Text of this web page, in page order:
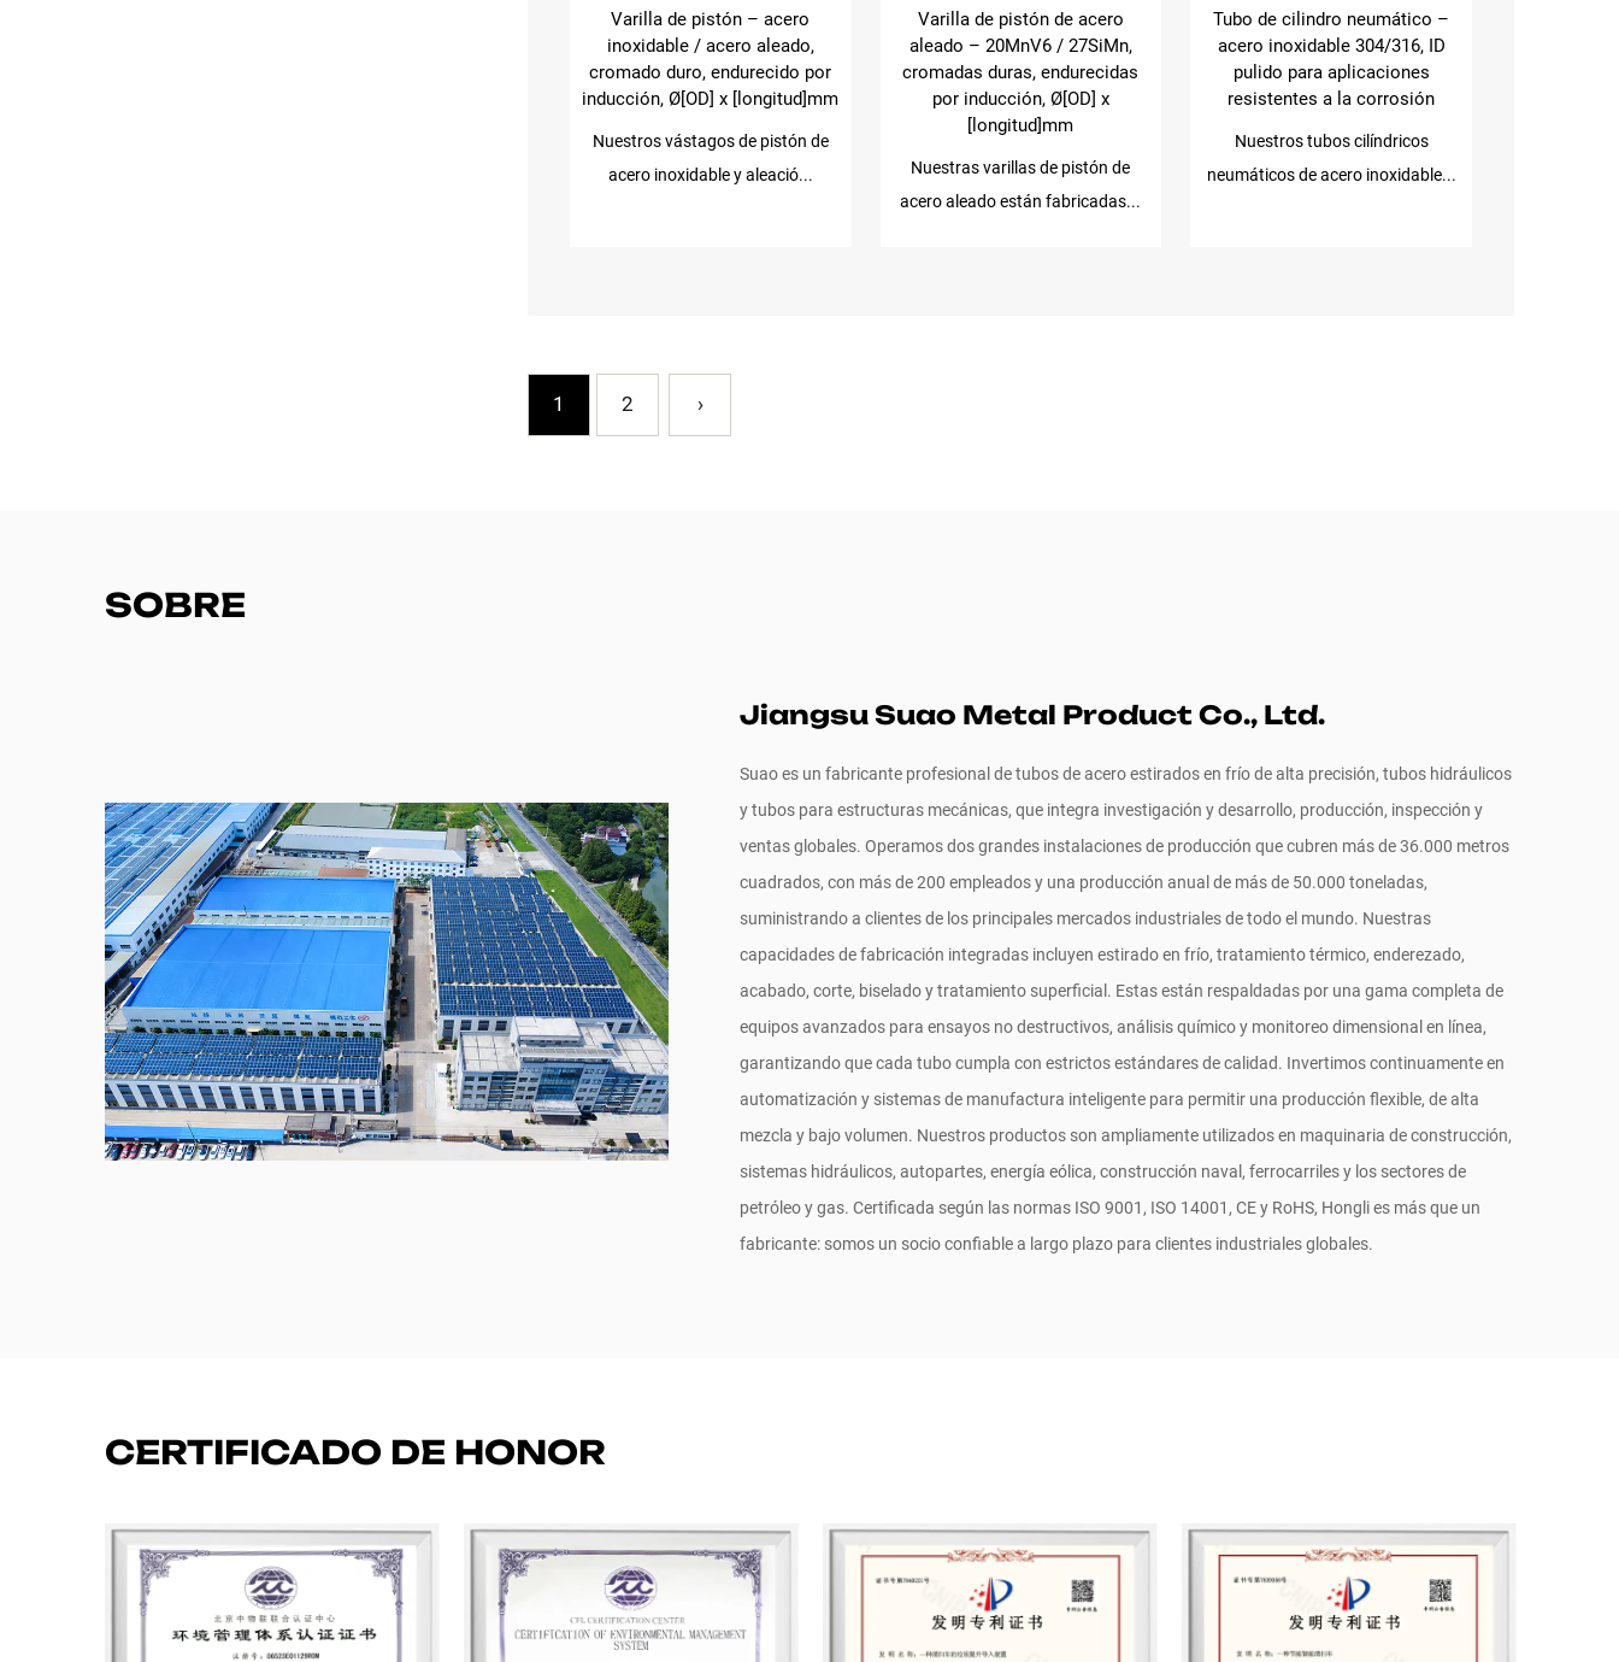
Varilla de pistón – acero
inoxidable / acero aleado,
cromado duro, endurecido por
inducción, Ø[OD] x [longitud]mm
Nuestros vástagos de pistón de
acero inoxidable y aleació...
Varilla de pistón de acero
aleado – 20MnV6 / 27SiMn,
cromadas duras, endurecidas
por inducción, Ø[OD] x
[longitud]mm
Nuestras varillas de pistón de
acero aleado están fabricadas...
Tubo de cilindro neumático –
acero inoxidable 304/316, ID
pulido para aplicaciones
resistentes a la corrosión
Nuestros tubos cilíndricos
neumáticos de acero inoxidable...
1 2 ›
SOBRE
Jiangsu Suao Metal Product Co., Ltd.
Suao es un fabricante profesional de tubos de acero estirados en frío de alta precisión, tubos hidráulicos
y tubos para estructuras mecánicas, que integra investigación y desarrollo, producción, inspección y
ventas globales. Operamos dos grandes instalaciones de producción que cubren más de 36.000 metros
cuadrados, con más de 200 empleados y una producción anual de más de 50.000 toneladas,
suministrando a clientes de los principales mercados industriales de todo el mundo. Nuestras
capacidades de fabricación integradas incluyen estirado en frío, tratamiento térmico, enderezado,
acabado, corte, biselado y tratamiento superficial. Estas están respaldadas por una gama completa de
equipos avanzados para ensayos no destructivos, análisis químico y monitoreo dimensional en línea,
garantizando que cada tubo cumpla con estrictos estándares de calidad. Invertimos continuamente en
automatización y sistemas de manufactura inteligente para permitir una producción flexible, de alta
mezcla y bajo volumen. Nuestros productos son ampliamente utilizados en maquinaria de construcción,
sistemas hidráulicos, autopartes, energía eólica, construcción naval, ferrocarriles y los sectores de
petróleo y gas. Certificada según las normas ISO 9001, ISO 14001, CE y RoHS, Hongli es más que un
fabricante: somos un socio confiable a largo plazo para clientes industriales globales.
CERTIFICADO DE HONOR